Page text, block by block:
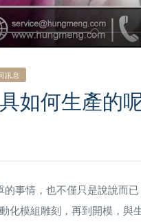
訊息
如何生產的
事情，也不僅只是說說而
化模組雕刻，再到開模，